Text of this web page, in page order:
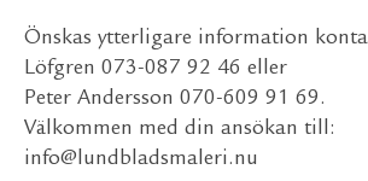
Önskas ytterligare information
Löfgren 073-087 92 46 eller
Peter Andersson 070-609 91 69.
Välkommen med din ansökan till:
info@lundbladsmaleri.nu